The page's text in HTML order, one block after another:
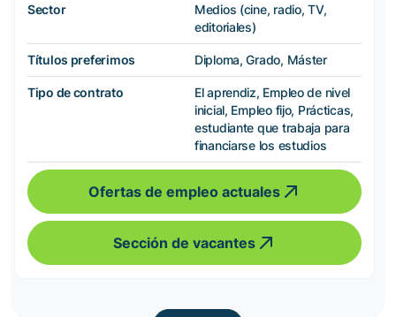
Sector
Medios (cine, radio, TV,
editoriales)
Títulos preferimos Diploma, Grado, Máster
Tipo de contrato
El aprendiz, Empleo de nivel
inicial, Empleo fijo, Prácticas,
estudiante que trabaja para
financiarse los estudios
Ofertas de empleo actuales
Sección de vacantes